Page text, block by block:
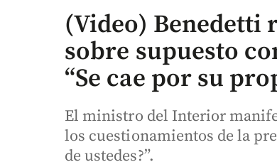
(Video) Benedetti
sobre supuesto
“Se cae por su
El ministro del Interior
los cuestionamientos de la
de ustedes?”.